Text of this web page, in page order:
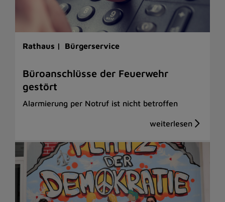
Rathaus | Bürgerservice
Büroanschlüsse der Feuerwehr
gestört
Alarmierung per Notruf ist nicht betroffen